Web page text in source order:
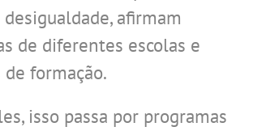
afirmam
de diferentes escolas e
formação.
isso passa por programas